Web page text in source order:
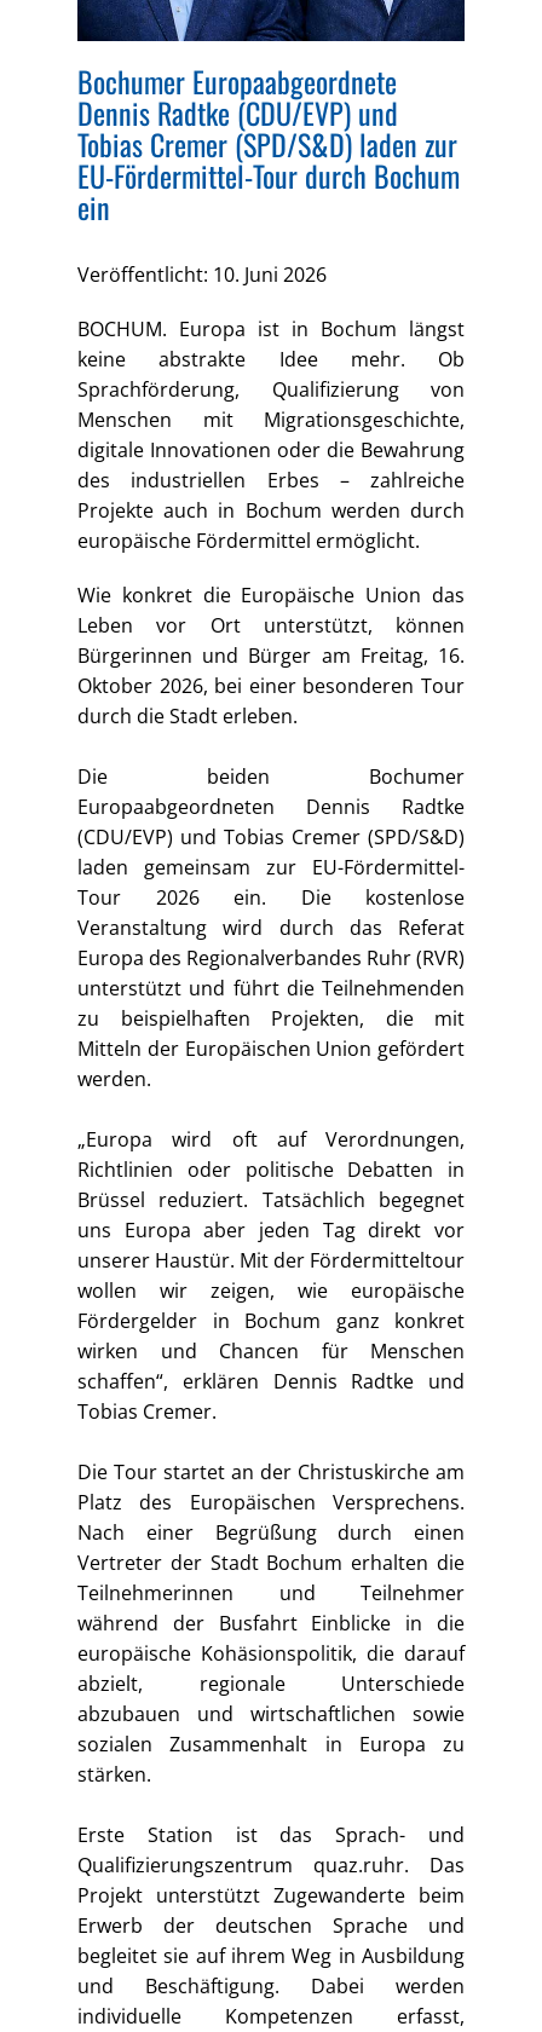
Bochumer Europaabgeordnete
Dennis Radtke (CDU/EVP) und
Tobias Cremer (SPD/S&D) laden zur
EU-Fördermittel-Tour durch Bochum
ein
Veröffentlicht: 10. Juni 2026
BOCHUM. Europa ist in Bochum längst
keine abstrakte Idee mehr. Ob
Sprachförderung, Qualifizierung von
Menschen mit Migrationsgeschichte,
digitale Innovationen oder die Bewahrung
des industriellen Erbes – zahlreiche
Projekte auch in Bochum werden durch
europäische Fördermittel ermöglicht.
Wie konkret die Europäische Union das
Leben vor Ort unterstützt, können
Bürgerinnen und Bürger am Freitag, 16.
Oktober 2026, bei einer besonderen Tour
durch die Stadt erleben.
Die beiden Bochumer
Europaabgeordneten Dennis Radtke
(CDU/EVP) und Tobias Cremer (SPD/S&D)
laden gemeinsam zur EU-Fördermittel-
Tour 2026 ein. Die kostenlose
Veranstaltung wird durch das Referat
Europa des Regionalverbandes Ruhr (RVR)
unterstützt und führt die Teilnehmenden
zu beispielhaften Projekten, die mit
Mitteln der Europäischen Union gefördert
werden.
„Europa wird oft auf Verordnungen,
Richtlinien oder politische Debatten in
Brüssel reduziert. Tatsächlich begegnet
uns Europa aber jeden Tag direkt vor
unserer Haustür. Mit der Fördermitteltour
wollen wir zeigen, wie europäische
Fördergelder in Bochum ganz konkret
wirken und Chancen für Menschen
schaffen“, erklären Dennis Radtke und
Tobias Cremer.
Die Tour startet an der Christuskirche am
Platz des Europäischen Versprechens.
Nach einer Begrüßung durch einen
Vertreter der Stadt Bochum erhalten die
Teilnehmerinnen und Teilnehmer
während der Busfahrt Einblicke in die
europäische Kohäsionspolitik, die darauf
abzielt, regionale Unterschiede
abzubauen und wirtschaftlichen sowie
sozialen Zusammenhalt in Europa zu
stärken.
Erste Station ist das Sprach- und
Qualifizierungszentrum quaz.ruhr. Das
Projekt unterstützt Zugewanderte beim
Erwerb der deutschen Sprache und
begleitet sie auf ihrem Weg in Ausbildung
und Beschäftigung. Dabei werden
individuelle Kompetenzen erfasst,